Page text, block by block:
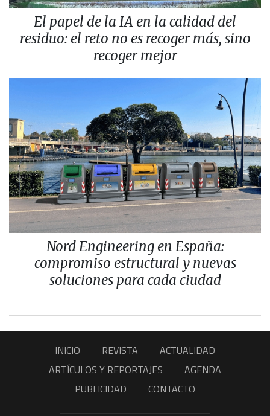
El papel de la IA en la calidad del
residuo: el reto no es recoger más, sino
recoger mejor
Nord Engineering en España:
compromiso estructural y nuevas
soluciones para cada ciudad
INICIO REVISTA
ACTUALIDAD
ARTÍCULOS Y REPORTAJES
AGENDA
PUBLICIDAD
CONTACTO